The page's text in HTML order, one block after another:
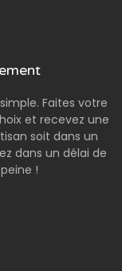
Faites votre
et recevez une
soit dans un
dans un délai de
!